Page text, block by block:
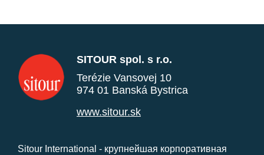
SITOUR spol. s r.o.
Terézie Vansovej 10
974 01 Banská Bystrica
www.sitour.sk
Sitour International - крупнейшая корпоративная